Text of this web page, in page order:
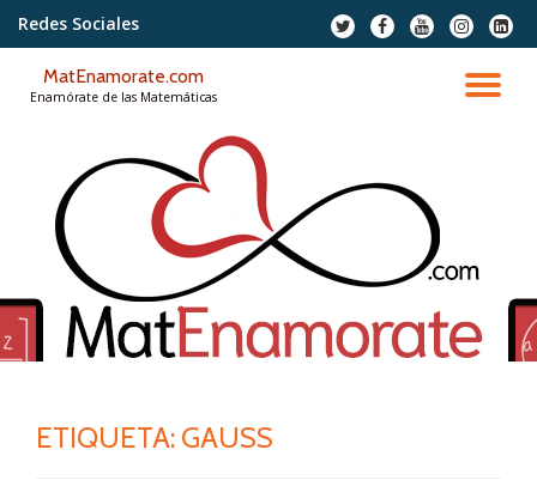
contenido
Redes Sociales
fa-
twitter
fa-
facebook
fa-
youtube
fa-
instagram
fa-
MatEnamorate.com
Enamórate de las Matemáticas
ETIQUETA: GAUSS